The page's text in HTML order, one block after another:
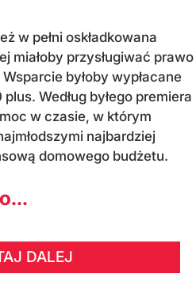
w pełni oskładkowana
miałoby przysługiwać prawo
byłoby wypłacane
Według byłego premiera
w czasie, w którym
najbardziej
domowego budżetu.
DALEJ